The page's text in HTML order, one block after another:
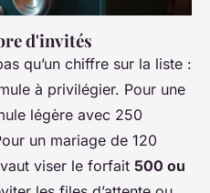
d'invités
qu’un chiffre sur la liste :
à privilégier. Pour une
légère avec 250
un mariage de 120
viser le forfait 500 ou